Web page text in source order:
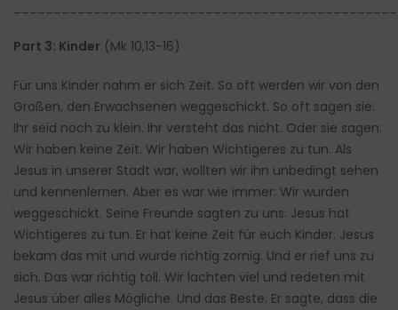
Part 3: Kinder (Mk 10,13-16)
Für uns Kinder nahm er sich Zeit. So oft werden wir von den
Großen, den Erwachsenen weggeschickt. So oft sagen sie:
Ihr seid noch zu klein. Ihr versteht das nicht. Oder sie sagen:
Wir haben keine Zeit. Wir haben Wichtigeres zu tun. Als
Jesus in unserer Stadt war, wollten wir ihn unbedingt sehen
und kennenlernen. Aber es war wie immer: Wir wurden
weggeschickt. Seine Freunde sagten zu uns: Jesus hat
Wichtigeres zu tun. Er hat keine Zeit für euch Kinder. Jesus
bekam das mit und wurde richtig zornig. Und er rief uns zu
sich. Das war richtig toll. Wir lachten viel und redeten mit
Jesus über alles Mögliche. Und das Beste: Er sagte, dass die